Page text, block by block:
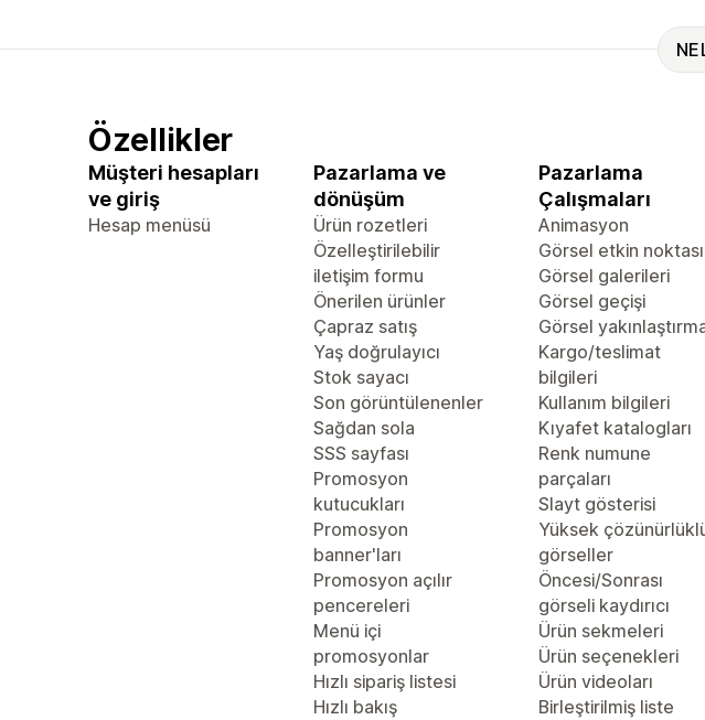
Özellikler
Müşteri hesapları
ve giriş
Hesap menüsü
Pazarlama ve
dönüşüm
Ürün rozetleri
Özelleştirilebilir
iletişim formu
Önerilen ürünler
Çapraz satış
Yaş doğrulayıcı
Stok sayacı
Son görüntülenenler
Sağdan sola
SSS sayfası
Promosyon
kutucukları
Promosyon
banner'ları
Promosyon açılır
pencereleri
Menü içi
promosyonlar
Hızlı sipariş listesi
Hızlı bakış
Pazarlama
Çalışmaları
Animasyon
Görsel etkin noktası
Görsel galerileri
Görsel geçişi
Görsel
Kargo/teslimat
bilgileri
Kullanım bilgileri
Kıyafet katalogları
Renk numune
parçaları
Slayt gösterisi
Yüksek
görseller
Öncesi/Sonrası
görseli kaydırıcı
Ürün sekmeleri
Ürün seçenekleri
Ürün videoları
Birleştirilmiş liste